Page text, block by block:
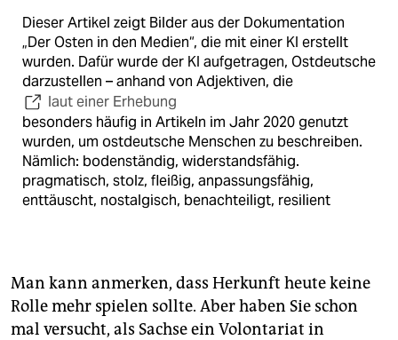
Dieser Artikel zeigt Bilder aus der Dokumentation
„Der Osten in den Medien“, die mit einer KI erstellt
wurden. Dafür wurde der KI aufgetragen, Ostdeutsche
darzustellen – anhand von Adjektiven, die
laut einer Erhebung
besonders häufig in Artikeln im Jahr 2020 genutzt
wurden, um ostdeutsche Menschen zu beschreiben.
Nämlich: bodenständig, widerstandsfähig.
pragmatisch, stolz, fleißig, anpassungsfähig,
enttäuscht, nostalgisch, benachteiligt, resilient
Man kann anmerken, dass Herkunft heute keine
Rolle mehr spielen sollte. Aber haben Sie schon
mal versucht, als Sachse ein Volontariat in